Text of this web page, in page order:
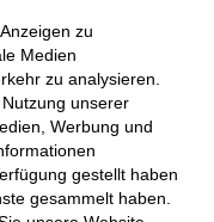
zu
Medien
zu analysieren.
unserer
Werbung und
gestellt haben
gesammelt haben.